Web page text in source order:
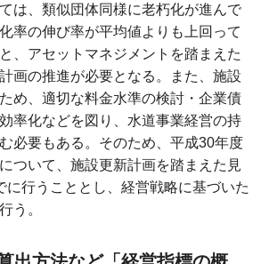
は、類似団体同様に老朽化が進んで
率の伸び率が平均値よりも上回って
、アセットマネジメントを踏まえた
画の推進が必要となる。また、施設
め、適切な料金水準の検討・企業債
率化などを図り、水道事業経営の持
必要もある。そのため、平成30年度
ついて、施設更新計画を踏まえた見
に行うこととし、経営戦略に基づいた
う。